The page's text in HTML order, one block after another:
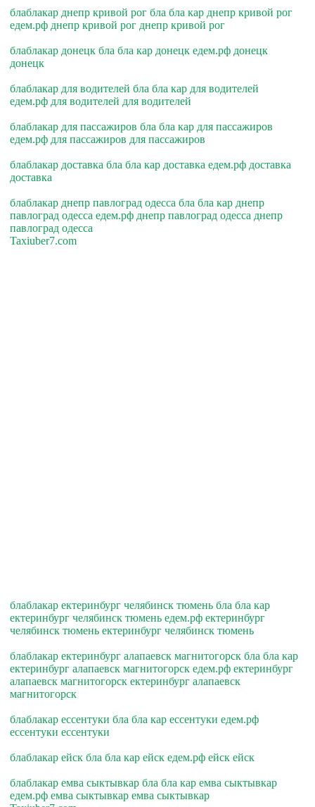
блаблакар днепр кривой рог бла бла кар днепр кривой рог
едем.рф днепр кривой рог днепр кривой рог
блаблакар донецк бла бла кар донецк едем.рф донецк
донецк
блаблакар для водителей бла бла кар для водителей
едем.рф для водителей для водителей
блаблакар для пассажиров бла бла кар для пассажиров
едем.рф для пассажиров для пассажиров
блаблакар доставка бла бла кар доставка едем.рф доставка
доставка
блаблакар днепр павлоград одесса бла бла кар днепр
павлоград одесса едем.рф днепр павлоград одесса днепр
павлоград одесса
Taxiuber7.com
блаблакар ектеринбург челябинск тюмень бла бла кар
ектеринбург челябинск тюмень едем.рф ектеринбург
челябинск тюмень ектеринбург челябинск тюмень
блаблакар ектеринбург алапаевск магнитогорск бла бла кар
ектеринбург алапаевск магнитогорск едем.рф ектеринбург
алапаевск магнитогорск ектеринбург алапаевск
магнитогорск
блаблакар ессентуки бла бла кар ессентуки едем.рф
ессентуки ессентуки
блаблакар ейск бла бла кар ейск едем.рф ейск ейск
блаблакар емва сыктывкар бла бла кар емва сыктывкар
едем.рф емва сыктывкар емва сыктывкар